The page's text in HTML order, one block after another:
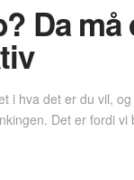
Da
i hva det er du vil,
Det er fordi